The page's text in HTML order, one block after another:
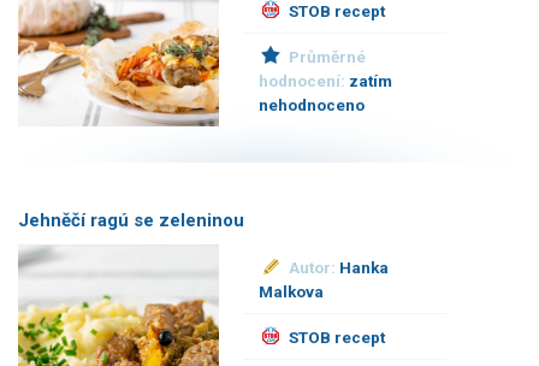
STOB recept
Průměrné
hodnocení: zatím
nehodnoceno
Jehněčí ragú se zeleninou
Autor: Hanka
Malkova
STOB recept